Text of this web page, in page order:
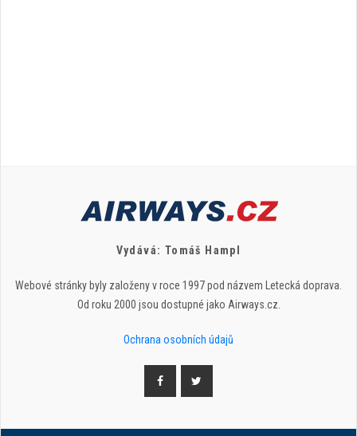
Vydává: Tomáš Hampl
Webové stránky byly založeny v roce 1997 pod názvem Letecká doprava.
Od roku 2000 jsou dostupné jako Airways.cz.
Ochrana osobních údajů